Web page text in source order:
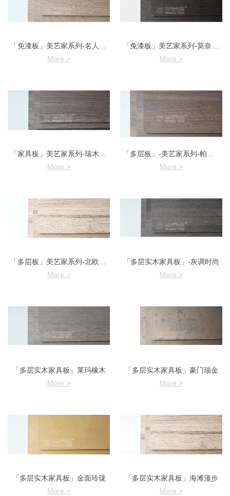
More >
More >
More >
More >
「多层板」美艺家系列-北欧橡木
More >
「多层实木家具板」-灰调时尚
More >
「多层实木家具板」莱玛橡木
More >
「多层实木家具板」豪门瑞金
More >
「多层实木家具板」金面玲珑
More >
「多层实木家具板」海滩漫步
More >